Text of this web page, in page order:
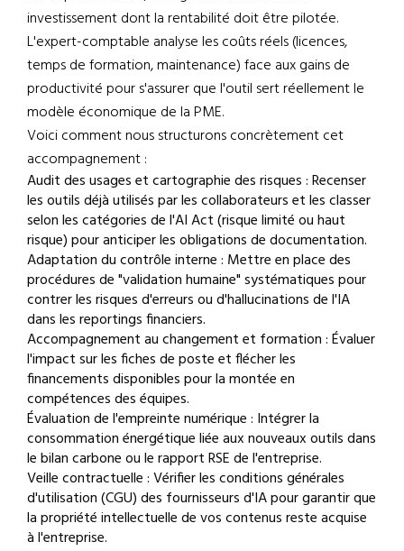
investissement dont la rentabilité doit être pilotée.
L'expert-comptable analyse les coûts réels (licences,
temps de formation, maintenance) face aux gains de
productivité pour s'assurer que l'outil sert réellement le
modèle économique de la PME.
Voici comment nous structurons concrètement cet
accompagnement :
Audit des usages et cartographie des risques : Recenser
les outils déjà utilisés par les collaborateurs et les classer
selon les catégories de l'AI Act (risque limité ou haut
risque) pour anticiper les obligations de documentation.
Adaptation du contrôle interne : Mettre en place des
procédures de "validation humaine" systématiques pour
contrer les risques d'erreurs ou d'hallucinations de l'IA
dans les reportings financiers.
Accompagnement au changement et formation : Évaluer
l'impact sur les fiches de poste et flécher les
financements disponibles pour la montée en
compétences des équipes.
Évaluation de l'empreinte numérique : Intégrer la
consommation énergétique liée aux nouveaux outils dans
le bilan carbone ou le rapport RSE de l'entreprise.
Veille contractuelle : Vérifier les conditions générales
d'utilisation (CGU) des fournisseurs d'IA pour garantir que
la propriété intellectuelle de vos contenus reste acquise
à l'entreprise.